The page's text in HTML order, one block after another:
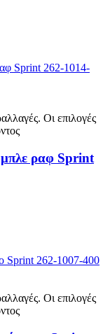
Οι επιλογές
μπλε ραφ Sprint
Οι επιλογές